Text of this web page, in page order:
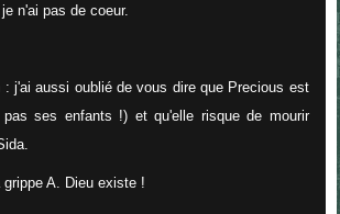
n'ai pas de coeur.
: j'ai aussi oublié de vous dire que Precious est
pas ses enfants !) et qu'elle risque de mourir
A. Dieu existe !